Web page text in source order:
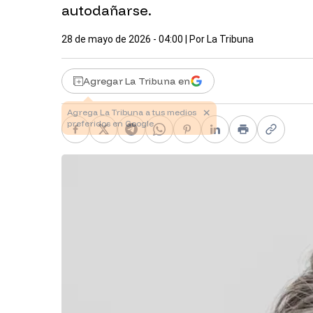
autodañarse.
28 de mayo de 2026 - 04:00 | Por La Tribuna
Agregar La Tribuna en
Facebook
X TelegramWhatsApp
PinterestLinkedIn
PrintCopy